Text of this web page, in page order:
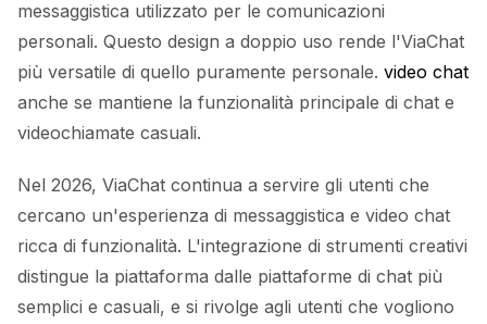
messaggistica utilizzato per le comunicazioni
personali. Questo design a doppio uso rende l'ViaChat
più versatile di quello puramente personale. video chat
anche se mantiene la funzionalità principale di chat e
videochiamate casuali.
Nel 2026, ViaChat continua a servire gli utenti che
cercano un'esperienza di messaggistica e video chat
ricca di funzionalità. L'integrazione di strumenti creativi
distingue la piattaforma dalle piattaforme di chat più
semplici e casuali, e si rivolge agli utenti che vogliono